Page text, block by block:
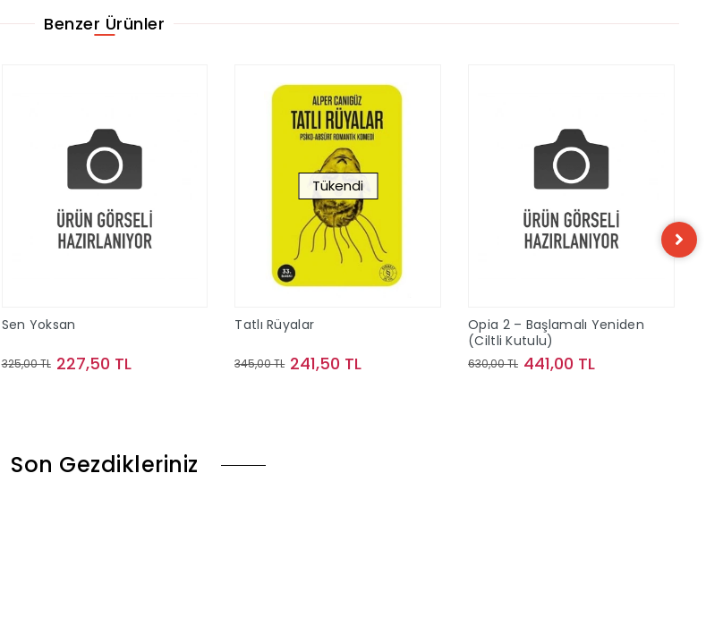
Benzer Ürünler
Sen Yoksan
325,00 TL 227,50 TL
Tükendi
Tatlı Rüyalar
345,00 TL 241,50 TL
Opia 2 – Başlamalı Yeniden
(Ciltli Kutulu)
630,00 TL 441,00 TL
Son Gezdikleriniz